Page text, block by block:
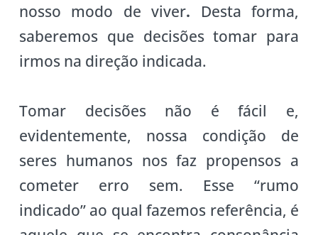
nosso modo de viver. Desta forma,
saberemos que decisões tomar para
irmos na direção indicada.
Tomar decisões não é fácil e,
evidentemente, nossa condição de
seres humanos nos faz propensos a
cometer erro sem. Esse “rumo
indicado” ao qual fazemos referência, é